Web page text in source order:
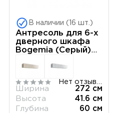
В наличии (16 шт.)
Антресоль для 6-х
дверного шкафа
Bogemia (Серый)
Ширина
272 см
Высота
41.6 см
Глубина
60 см